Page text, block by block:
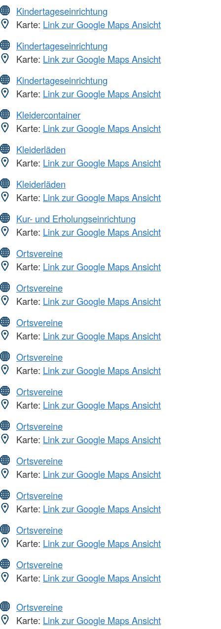
Kindertageseinrichtung
Karte: Link zur Google Maps Ansicht
Kindertageseinrichtung
Karte: Link zur Google Maps Ansicht
Kindertageseinrichtung
Karte: Link zur Google Maps Ansicht
Kleidercontainer
Karte: Link zur Google Maps Ansicht
Kleiderläden
Karte: Link zur Google Maps Ansicht
Kleiderläden
Karte: Link zur Google Maps Ansicht
Kur- und Erholungseinrichtung
Karte: Link zur Google Maps Ansicht
Ortsvereine
Karte: Link zur Google Maps Ansicht
Ortsvereine
Karte: Link zur Google Maps Ansicht
Ortsvereine
Karte: Link zur Google Maps Ansicht
Ortsvereine
Karte: Link zur Google Maps Ansicht
Ortsvereine
Karte: Link zur Google Maps Ansicht
Ortsvereine
Karte: Link zur Google Maps Ansicht
Ortsvereine
Karte: Link zur Google Maps Ansicht
Ortsvereine
Karte: Link zur Google Maps Ansicht
Ortsvereine
Karte: Link zur Google Maps Ansicht
Ortsvereine
Karte: Link zur Google Maps Ansicht
Ortsvereine
Karte: Link zur Google Maps Ansicht